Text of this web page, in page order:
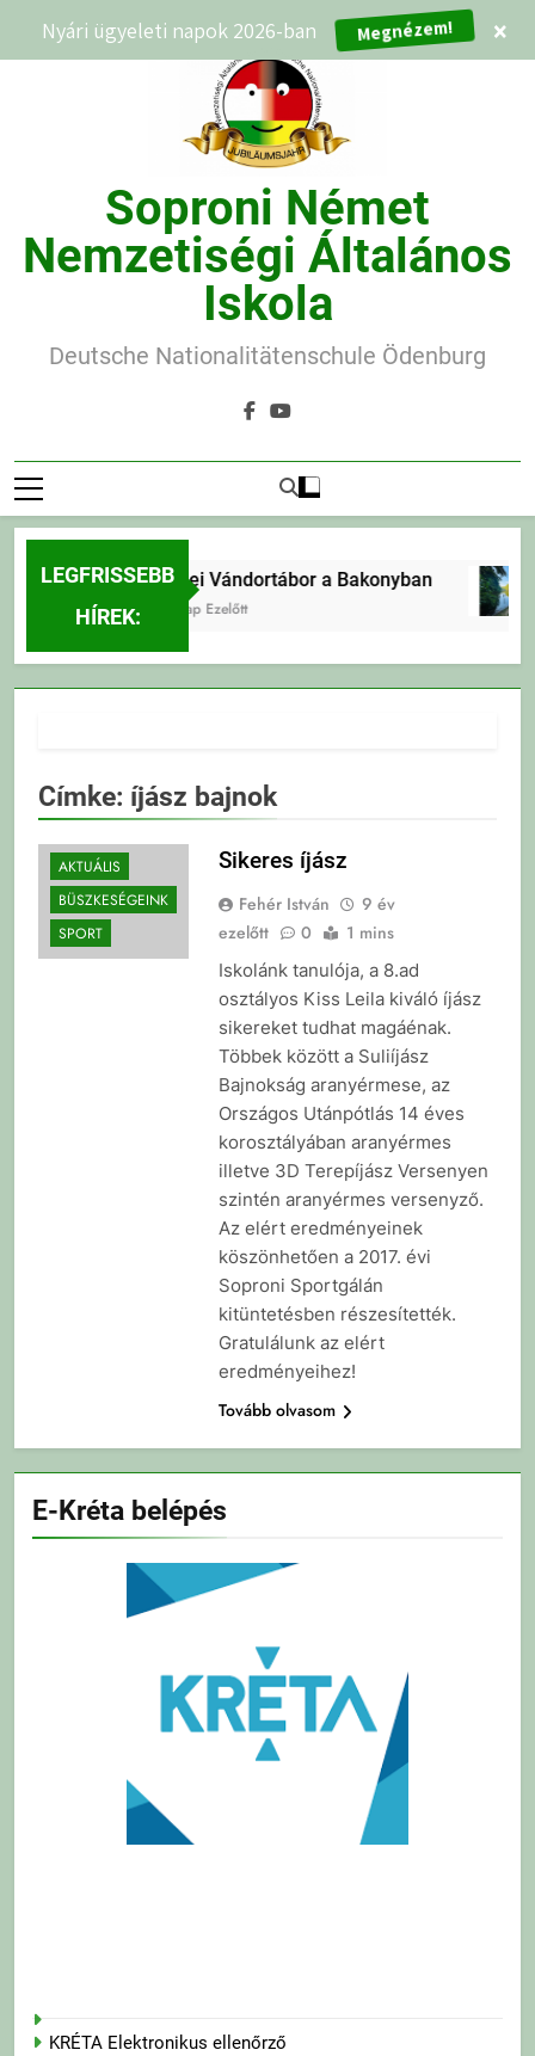
Soproni Német
Nemzetiségi Általános
Iskola
Deutsche Nationalitätenschule Ödenburg
LEGFRISSEBB
HÍREK:
Erdei Vándortábor a Bakonyban
4 Nap Ezelőtt
Címke: íjász bajnok
AKTUÁLIS
BÜSZKESÉGEINK
SPORT
Sikeres íjász
Fehér István
9 év
ezelőtt
0 1 mins
Iskolánk tanulója, a 8.ad
osztályos Kiss Leila kiváló íjász
sikereket tudhat magáénak.
Többek között a Suliíjász
Bajnokság aranyérmese, az
Országos Utánpótlás 14 éves
korosztályában aranyérmes
illetve 3D Terepíjász Versenyen
szintén aranyérmes versenyző.
Az elért eredményeinek
köszönhetően a 2017. évi
Soproni Sportgálán
kitüntetésben részesítették.
Gratulálunk az elért
eredményeihez!
Tovább olvasom
E-Kréta belépés
KRÉTA Elektronikus ellenőrző
Nyári ügyeleti napok 2026-ban Megnézem! ×